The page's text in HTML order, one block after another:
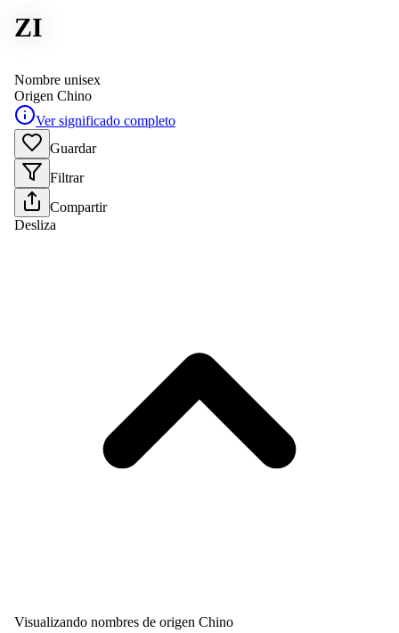
ZI
Nombre unisex
Origen Chino
Ver significado completo
Guardar
Filtrar
Compartir
Desliza
Visualizando nombres de origen Chino